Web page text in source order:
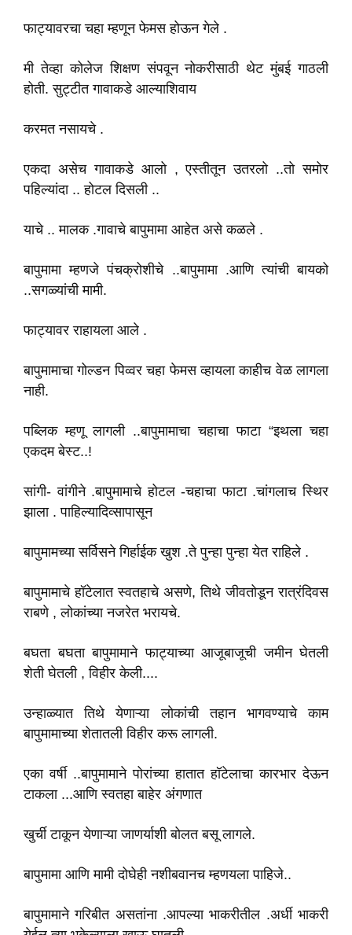
फाट्यावरचा चहा म्हणून फेमस होऊन गेले .
मी तेव्हा कोलेज शिक्षण संपवून नोकरीसाठी थेट मुंबई गाठली
होती. सुट्टीत गावाकडे आल्याशिवाय
करमत नसायचे .
एकदा असेच गावाकडे आलो , एस्तीतून उतरलो ..तो समोर
पहिल्यांदा .. होटल दिसली ..
याचे .. मालक .गावाचे बापुमामा आहेत असे कळले .
बापुमामा म्हणजे पंचक्रोशीचे ..बापुमामा .आणि त्यांची बायको
..सगळ्यांची मामी.
फाट्यावर राहायला आले .
बापुमामाचा गोल्डन पिव्वर चहा फेमस व्हायला काहीच वेळ लागला
नाही.
पब्लिक म्हणू लागली ..बापुमामाचा चहाचा फाटा “इथला चहा
एकदम बेस्ट..!
सांगी- वांगीने .बापुमामाचे होटल -चहाचा फाटा .चांगलाच स्थिर
झाला . पाहिल्यादिव्सापासून
बापुमामच्या सर्विसने गिर्हाईक खुश .ते पुन्हा पुन्हा येत राहिले .
बापुमामाचे हॉटेलात स्वतहाचे असणे, तिथे जीवतोडून रात्रंदिवस
राबणे , लोकांच्या नजरेत भरायचे.
बघता बघता बापुमामाने फाट्याच्या आजूबाजूची जमीन घेतली
शेती घेतली , विहीर केली....
उन्हाळ्यात तिथे येणाऱ्या लोकांची तहान भागवण्याचे काम
बापुमामाच्या शेतातली विहीर करू लागली.
एका वर्षी ..बापुमामाने पोरांच्या हातात हॉटेलाचा कारभार देऊन
टाकला ...आणि स्वतहा बाहेर अंगणात
खुर्ची टाकून येणाऱ्या जाणर्याशी बोलत बसू लागले.
बापुमामा आणि मामी दोघेही नशीबवानच म्हणयला पाहिजे..
बापुमामाने गरिबीत असतांना .आपल्या भाकरीतील .अर्धी भाकरी